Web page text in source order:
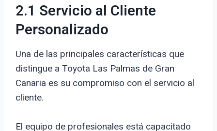
2.1 Servicio al Cliente
Personalizado
Una de las principales características que
distingue a Toyota Las Palmas de Gran
Canaria es su compromiso con el servicio al
cliente.
El equipo de profesionales está capacitado